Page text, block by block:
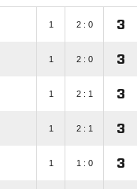
1 2 : 0 3
1 2 : 0 3
1 2 : 1 3
1 2 : 1 3
1 1 : 0 3